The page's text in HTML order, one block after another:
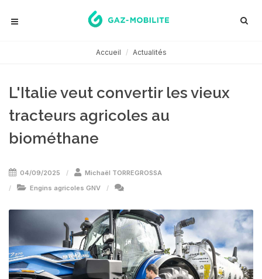
Accueil Actualités
L'Italie veut convertir les vieux
tracteurs agricoles au
biométhane
04/09/2025
Michaël TORREGROSSA
Engins agricoles GNV